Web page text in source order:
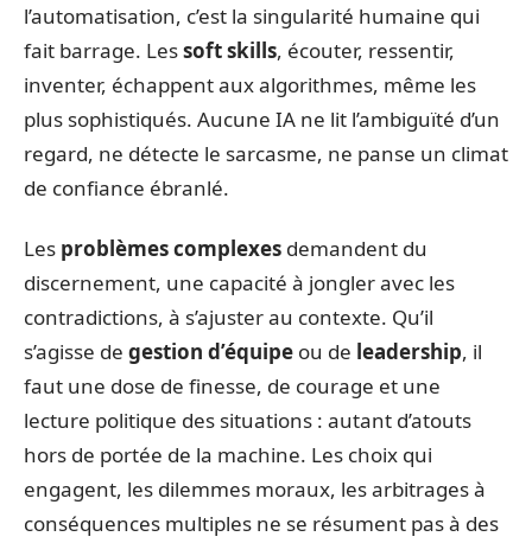
l’automatisation, c’est la singularité humaine qui
fait barrage. Lessoft skills, écouter, ressentir,
inventer, échappent aux algorithmes, même les
plus sophistiqués. Aucune IA ne lit l’ambiguïté d’un
regard, ne détecte le sarcasme, ne panse un climat
de confiance ébranlé.
Les problèmes complexes demandent du
discernement, une capacité à jongler avec les
contradictions, à s’ajuster au contexte. Qu’il
s’agisse de gestion d’équipe ou de leadership, il
faut une dose de finesse, de courage et une
lecture politique des situations : autant d’atouts
hors de portée de la machine. Les choix qui
engagent, les dilemmes moraux, les arbitrages à
conséquences multiples ne se résument pas à des